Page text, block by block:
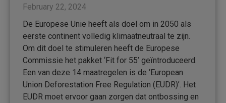
February 22, 2024
De Europese Unie heeft als doel om in 2050 als
eerste continent volledig klimaatneutraal te zijn.
Om dit doel te stimuleren heeft de Europese
Commissie het pakket ‘Fit for 55’ geïntroduceerd.
Een van deze 14 maatregelen is de ‘European
Union Deforestation Free Regulation (EUDR)’. Het
EUDR moet ervoor gaan zorgen dat ontbossing en